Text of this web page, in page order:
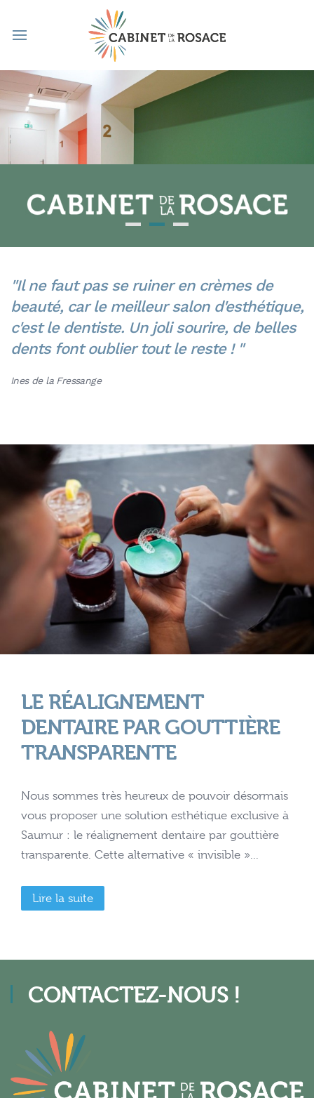
Il ne faut pas se ruiner en crèmes de
beauté, car le meilleur salon d'esthétique,
c'est le dentiste. Un joli sourire, de belles
dents font oublier tout le reste !
Ines de la Fressange
LE RÉALIGNEMENT
DENTAIRE PAR GOUTTIÈRE
TRANSPARENTE
Nous sommes très heureux de pouvoir désormais
vous proposer une solution esthétique exclusive à
Saumur : le réalignement dentaire par gouttière
transparente. Cette alternative « invisible »...
Lire la suite
CONTACTEZ-NOUS !